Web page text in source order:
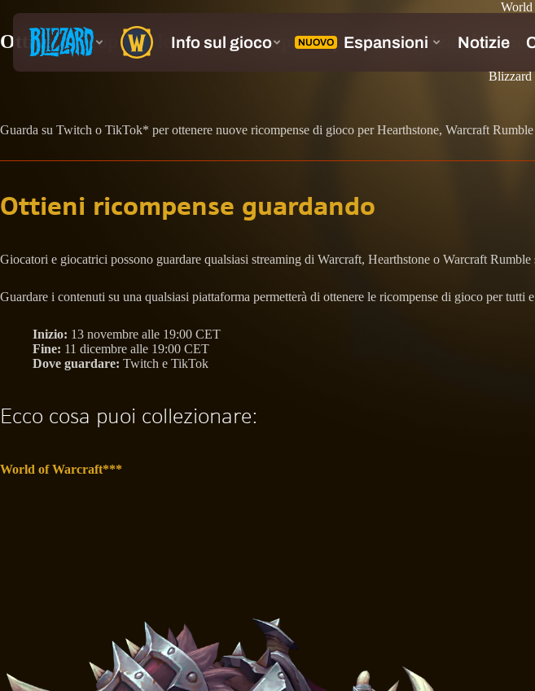
World
Ottieni i Drop con le nuove ricompense per WoW, Hearthstone
Blizzard
Guarda su Twitch o TikTok* per ottenere nuove ricompense di gioco per Hearthstone, Warcraft
Ottieni ricompense guardando
Giocatori e giocatrici possono guardare qualsiasi streaming di Warcraft, Hearthstone o Warcraft
Guardare i contenuti su una qualsiasi piattaforma permetterà di ottenere le ricompense di gioco per tutti
Inizio: 13 novembre alle 19:00 CET
Fine: 11 dicembre alle 19:00 CET
Dove guardare: Twitch e TikTok
Ecco cosa puoi collezionare:
World of Warcraft***